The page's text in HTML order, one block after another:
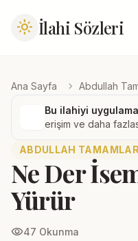
light_mode İlahi Sözleri
Ana Sayfa chevron_right
Bu ilahiyi
erişim ve daha
ABDULLAH TAMAMLAR
Ne Der
Yürür
visibility47 Okunma